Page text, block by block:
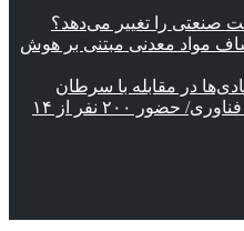
صنعتی را تغییر می‌دهد؟
مواد معدنی مبتنی بر هوش
در مقابله با سرطان
رقابت ۴۷۰۰ نخبه در المپیک فناوری/ حضور ۲۰۰ نفر از ۱۴